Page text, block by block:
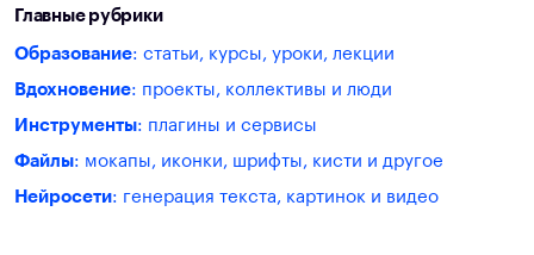
Главные рубрики
Образование: статьи, курсы, уроки, лекции
Вдохновение: проекты, коллективы и люди
Инструменты: плагины и сервисы
Файлы: мокапы, иконки, шрифты, кисти и другое
Нейросети: генерация текста, картинок и видео